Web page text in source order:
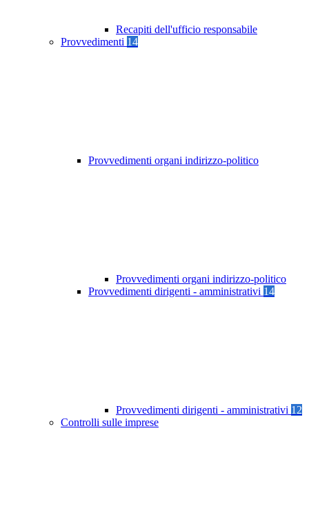
Recapiti dell'ufficio responsabile
Provvedimenti 14
Provvedimenti organi indirizzo-politico
Provvedimenti organi indirizzo-politico
Provvedimenti dirigenti - amministrativi 14
Provvedimenti dirigenti - amministrativi 12
Controlli sulle imprese